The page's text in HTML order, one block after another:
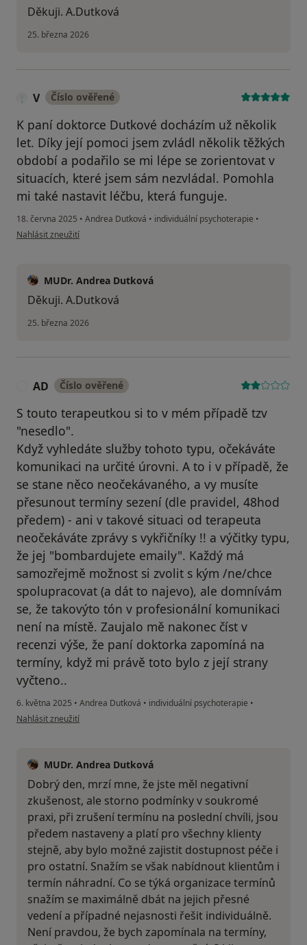
Děkuji. A.Dutková
25. března 2026
V Číslo ověřené
K paní doktorce Dutkové docházím už několik
let. Díky její pomoci jsem zvládl několik těžkých
období a podařilo se mi lépe se zorientovat v
situacích, které jsem sám nezvládal. Pomohla
mi také nastavit léčbu, která funguje.
18. června 2025 • Andrea Dutková • individuální psychoterapie •
podle názoru uživatele V
Nahlásit zneužití
MUDr. Andrea Dutková
Děkuji. A.Dutková
25. března 2026
AD Číslo ověřené
S touto terapeutkou si to v mém případě tzv
"nesedlo".
Když vyhledáte služby tohoto typu, očekáváte
komunikaci na určité úrovni. A to i v případě, že
se stane něco neočekávaného, a vy musíte
přesunout termíny sezení (dle pravidel, 48hod
předem) - ani v takové situaci od terapeuta
neočekáváte zprávy s vykřičníky !! a výčitky typu,
že jej "bombardujete emaily". Každý má
samozřejmě možnost si zvolit s kým /ne/chce
spolupracovat (a dát to najevo), ale domnívám
se, že takovýto tón v profesionální komunikaci
není na místě. Zaujalo mě nakonec číst v
recenzi výše, že paní doktorka zapomíná na
termíny, když mi právě toto bylo z její strany
vyčteno..
6. května 2025 • Andrea Dutková • individuální psychoterapie •
podle názoru uživatele AD
Nahlásit zneužití
MUDr. Andrea Dutková
Dobrý den, mrzí mne, že jste měl negativní
zkušenost, ale storno podmínky v soukromé
praxi, při zrušení termínu na poslední chvíli, jsou
předem nastaveny a platí pro všechny klienty
stejně, aby bylo možné zajistit dostupnost péče i
pro ostatní. Snažím se však nabídnout klientům i
termín náhradní. Co se týká organizace termínů
snažím se maximálně dbát na jejich přesné
vedení a případné nejasnosti řešit individuálně.
Není pravdou, že bych zapomínala na termíny,